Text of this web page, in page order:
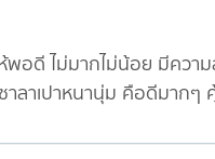
พอดี ไม่มากไม่น้อย มีควา
าลาเปาหนานุ่ม คือดีมากๆ